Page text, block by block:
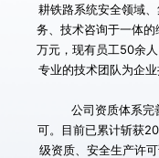
耕铁路系统安全领域
务、技术咨询于一体
万元，现有员工50余
专业的技术团队为企
可。目前已累计斩获
级资质、安全生产许